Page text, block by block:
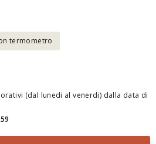
termometro
(dal lunedi al venerdi) dalla data di